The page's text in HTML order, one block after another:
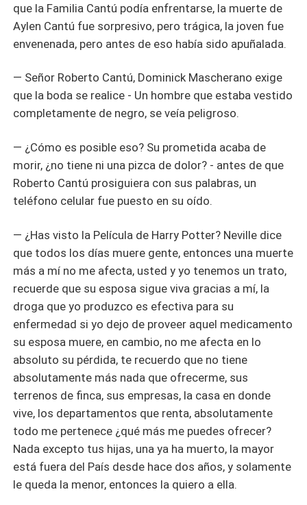
que la Familia Cantú podía enfrentarse, la muerte de
Aylen Cantú fue sorpresivo, pero trágica, la joven fue
envenenada, pero antes de eso había sido apuñalada.
— Señor Roberto Cantú, Dominick Mascherano exige
que la boda se realice - Un hombre que estaba vestido
completamente de negro, se veía peligroso.
— ¿Cómo es posible eso? Su prometida acaba de
morir, ¿no tiene ni una pizca de dolor? - antes de que
Roberto Cantú prosiguiera con sus palabras, un
teléfono celular fue puesto en su oído.
— ¿Has visto la Película de Harry Potter? Neville dice
que todos los días muere gente, entonces una muerte
más a mí no me afecta, usted y yo tenemos un trato,
recuerde que su esposa sigue viva gracias a mí, la
droga que yo produzco es efectiva para su
enfermedad si yo dejo de proveer aquel medicamento
su esposa muere, en cambio, no me afecta en lo
absoluto su pérdida, te recuerdo que no tiene
absolutamente más nada que ofrecerme, sus
terrenos de finca, sus empresas, la casa en donde
vive, los departamentos que renta, absolutamente
todo me pertenece ¿qué más me puedes ofrecer?
Nada excepto tus hijas, una ya ha muerto, la mayor
está fuera del País desde hace dos años, y solamente
le queda la menor, entonces la quiero a ella.